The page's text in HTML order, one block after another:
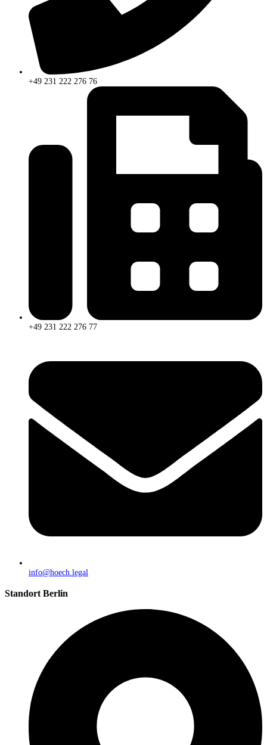
+49 231 222 276 76
+49 231 222 276 77
info@hoech.legal
Standort Berlin